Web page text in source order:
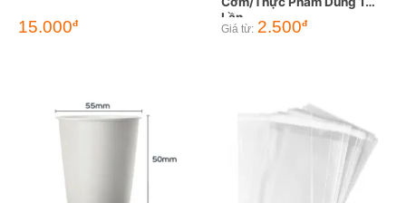
15.000đ
Lần
Giá từ: 2.500đ